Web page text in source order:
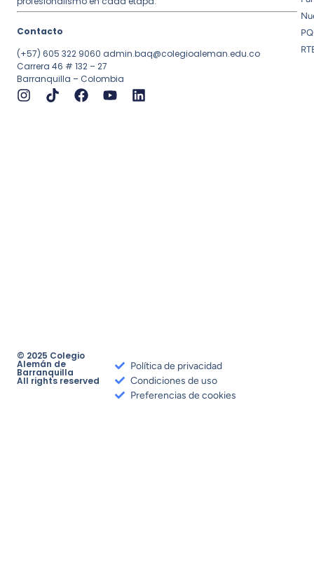
Contacto
(+57) 605 322 9060 admin.baq@colegioaleman.edu.co
Carrera 46 # 132 – 27
Barranquilla – Colombia
© 2025 Colegio
Alemán de
Barranquilla
All rights reserved
Política de privacidad
Condiciones de uso
Preferencias de cookies